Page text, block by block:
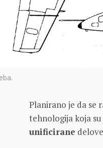
Planirano je da se
tehnologija koja
unificirane